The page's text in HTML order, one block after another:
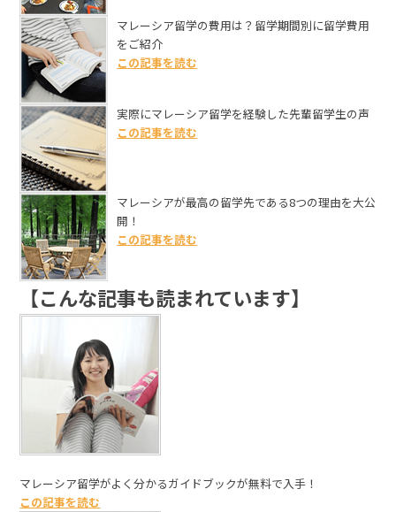
マレーシア留学の費用は？留学期間別に留学費用
をご紹介
この記事を読む
実際にマレーシア留学を経験した先輩留学生の声
この記事を読む
マレーシアが最高の留学先である8つの理由を大公
開！
この記事を読む
【こんな記事も読まれています】
マレーシア留学がよく分かるガイドブックが無料で入手！
この記事を読む